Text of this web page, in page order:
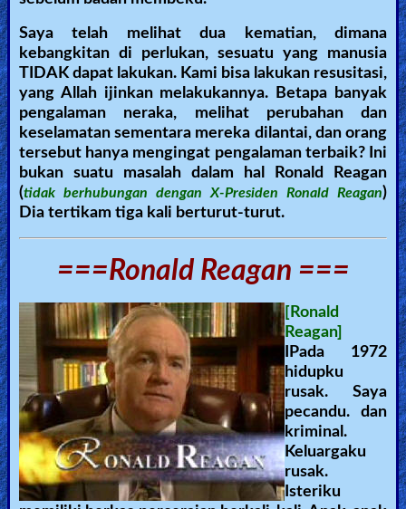
PDF
Books
Random
Video
Ask
AI
Bible
Questions
Something
2nd
Page,
Older
Material
Saya telah melihat dua kematian, dimana
kebangkitan di perlukan, sesuatu yang manusia
TIDAK dapat lakukan. Kami bisa lakukan resusitasi,
yang Allah ijinkan melakukannya. Betapa banyak
pengalaman neraka, melihat perubahan dan
keselamatan sementara mereka dilantai, dan orang
tersebut hanya mengingat pengalaman terbaik? Ini
bukan suatu masalah dalam hal Ronald Reagan
(tidak berhubungan dengan X-Presiden Ronald Reagan)
Dia tertikam tiga kali berturut-turut.
===Ronald Reagan ===
[Ronald
Reagan]
IPada 1972
hidupku
rusak. Saya
pecandu. dan
kriminal.
Keluargaku
rusak.
Isteriku